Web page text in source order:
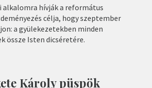
alkalomra hívják a református
célja, hogy szeptember
a gyülekezetekben minden
össze Isten dicséretére.
Károly püspök